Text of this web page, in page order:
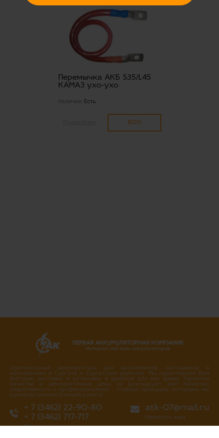
Перемычка АКБ S35/L45
КАМАЗ ухо-ухо
Наличие: Есть
800
ПЕРВАЯ АККУМУЛЯТОРНАЯ КОМПАНИЯ
Интернет-магазин аккумуляторов
Оригинальные аккумуляторы для автомобилей, мотоциклов и
мототехники в Сургуте и Сургутских районах. Мы гарантируем Вам
быструю доставку и установку в удобное для вас время. Гарантия
качества и демократичные цены не разочаруют вас! Качество,
оперативность и профессионализм – главные принципы, которыми мы
руководствуемся в нашей работе.
+ 7 (3462) 22-90-80
+ 7 (3462) 717-717
Перезвоните мне
atk-07@mail.ru
Написать нам